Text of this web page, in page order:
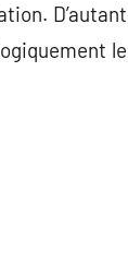
D’autant
le